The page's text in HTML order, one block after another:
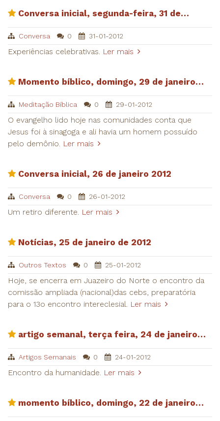
​Conversa inicial, segunda-feira, 31 de…
Conversa 0 31-01-2012
Experiências celebrativas. Ler mais
​Momento bíblico, domingo, 29 de janeiro…
Meditação Bíblica 0 29-01-2012
O evangelho lido hoje nas comunidades conta que
Jesus foi à sinagoga e ali havia um homem possuído
pelo demônio. Ler mais
​Conversa inicial, 26 de janeiro 2012
Conversa 0 26-01-2012
Um retiro diferente. Ler mais
​Notícias, 25 de janeiro de 2012
Outros Textos 0 25-01-2012
Hoje, se encerra em Juazeiro do Norte o encontro da
comissão ampliada (nacional)das cebs, preparatória
para o 13o encontro intereclesial. Ler mais
​artigo semanal, terça feira, 24 de janeiro…
Artigos Semanais 0 24-01-2012
Encontro da humanidade. Ler mais
​momento bíblico, domingo, 22 de janeiro…